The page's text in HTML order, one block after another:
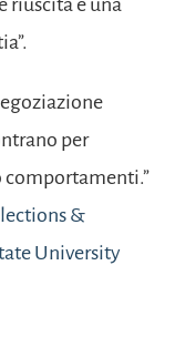
per
comportamenti.”
&
University